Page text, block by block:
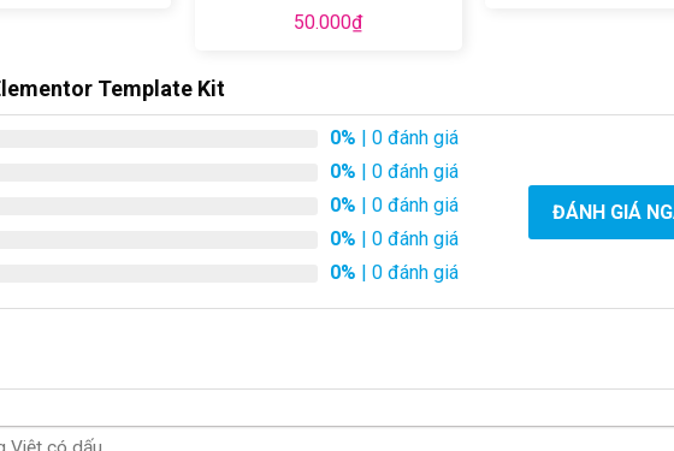
50.000₫
Template Kit
0% | 0 đánh giá
0% | 0 đánh giá
0% | 0 đánh giá
0% | 0 đánh giá
0% | 0 đánh giá
ĐÁNH GIÁ